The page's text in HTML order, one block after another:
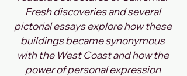
Fresh discoveries and several
pictorial essays explore how these
buildings became synonymous
with the West Coast and how the
power of personal expression